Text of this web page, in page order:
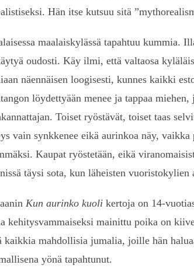
Hän itse kutsuu sitä
maalaiskylässä tapahtuu kummia.
oudosti. Käy ilmi, että valtaosa
näennäisen loogisesti, kunnes kaikki
löydettyään menee ja tappaa
Toiset ryöstävät, toiset taas
vain synkkenee eikä aurinkoa näy,
Kaupat ryöstetään, eikä
täysi sota, kun läheisten vuoristokylien
Kun aurinko kuolikertoja on 14-
kehitysvammaiseksi mainittu poika on
kaikkia mahdollisia jumalia, joille hän
yönä tapahtunut.